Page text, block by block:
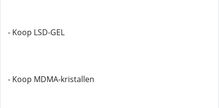
- Koop LSD-GEL
- Koop MDMA-kristallen